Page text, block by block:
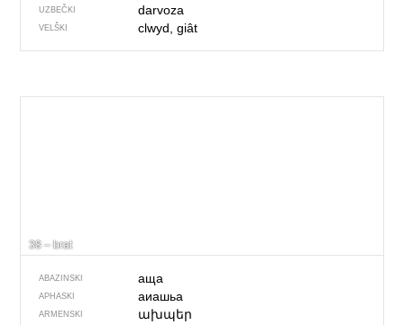
UZBEČKI darvoza
VELŠKI clwyd, giât
38 – brat
ABAZINSKI аща
APHASKI аиашьа
ARMENSKI ախպեր